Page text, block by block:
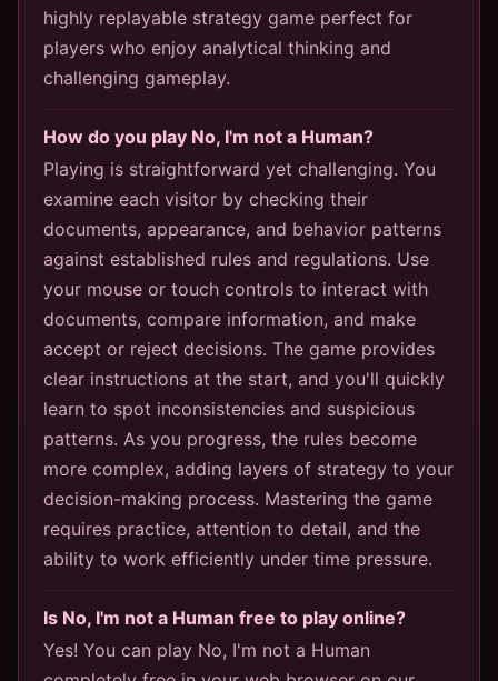
highly replayable strategy game perfect for
players who enjoy analytical thinking and
challenging gameplay.
How do you play No, I'm not a Human?
Playing is straightforward yet challenging. You
examine each visitor by checking their
documents, appearance, and behavior patterns
against established rules and regulations. Use
your mouse or touch controls to interact with
documents, compare information, and make
accept or reject decisions. The game provides
clear instructions at the start, and you'll quickly
learn to spot inconsistencies and suspicious
patterns. As you progress, the rules become
more complex, adding layers of strategy to your
decision-making process. Mastering the game
requires practice, attention to detail, and the
ability to work efficiently under time pressure.
Is No, I'm not a Human free to play online?
Yes! You can play No, I'm not a Human